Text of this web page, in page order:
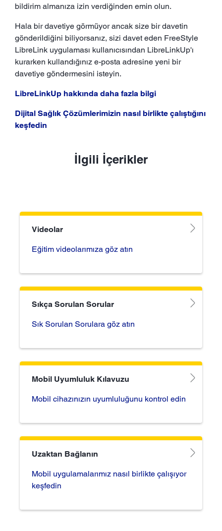
bildirim almanıza izin verdiğinden emin olun.
Hala bir davetiye görmüyor ancak size bir davetin
gönderildiğini biliyorsanız, sizi davet eden FreeStyle
LibreLink uygulaması kullanıcısından LibreLinkUp'ı
kurarken kullandığınız e-posta adresine yeni bir
davetiye göndermesini isteyin.
LibreLinkUp hakkında daha fazla bilgi
Dijital Sağlık Çözümlerimizin nasıl birlikte çalıştığını
keşfedin
İlgili İçerikler
Videolar
Eğitim videolarımıza göz atın
Sıkça Sorulan Sorular
Sık Sorulan Sorulara göz atın
Mobil Uyumluluk Kılavuzu
Mobil cihazınızın uyumluluğunu kontrol edin
Uzaktan Bağlanın
Mobil uygulamalarımız nasıl birlikte çalışıyor
keşfedin